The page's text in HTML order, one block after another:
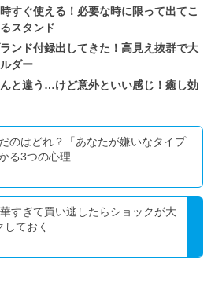
すぐ使える！必要な時に限って出てこ
スタンド
ンド付録出してきた！高見え抜群で大
ダー
と違う…けど意外といい感じ！癒し効
のはどれ？「あなたが嫌いなタイプ
る3つの心理...
すぎて買い逃したらショックが大
ておく...